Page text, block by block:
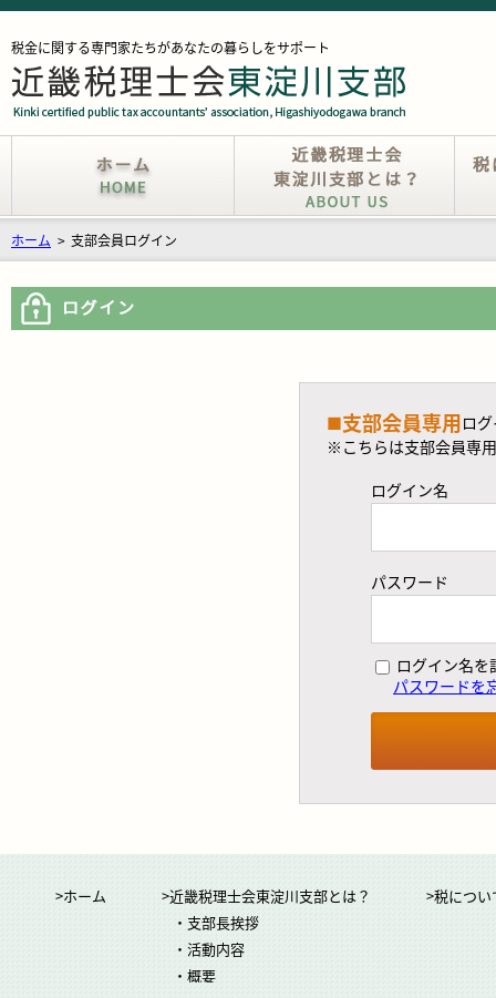
税金に関する専門家たちがあなたの暮らしをサポート
ホーム > 支部会員ログイン
■支部会員専用ロ
※こちらは支部会員専
ログイン名
パスワード
ログイン名を
パスワードを
>ホーム
>近畿税理士会東淀川支部とは？
・支部長挨拶
・活動内容
・概要
>税につ